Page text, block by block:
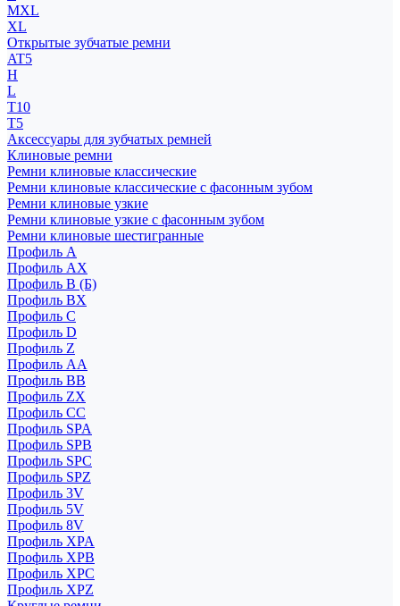
MXL
XL
Открытые зубчатые ремни
AT5
H
L
T10
T5
Аксессуары для зубчатых ремней
Клиновые ремни
Ремни клиновые классические
Ремни клиновые классические с фасонным зубом
Ремни клиновые узкие
Ремни клиновые узкие с фасонным зубом
Ремни клиновые шестигранные
Профиль A
Профиль AX
Профиль B (Б)
Профиль BX
Профиль C
Профиль D
Профиль Z
Профиль АА
Профиль BB
Профиль ZX
Профиль CC
Профиль SPA
Профиль SPB
Профиль SPC
Профиль SPZ
Профиль 3V
Профиль 5V
Профиль 8V
Профиль XPA
Профиль XPB
Профиль XPC
Профиль XPZ